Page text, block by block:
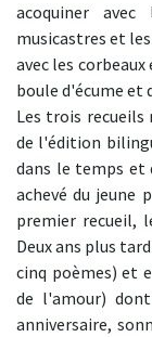
acoquiner
musicastres et
avec les
boule d'écume et
Les trois recueils
de l'édition
dans le temps
achevé du jeune
premier recueil,
Deux ans plus
cinq poèmes) et
de l'amour)
anniversaire,